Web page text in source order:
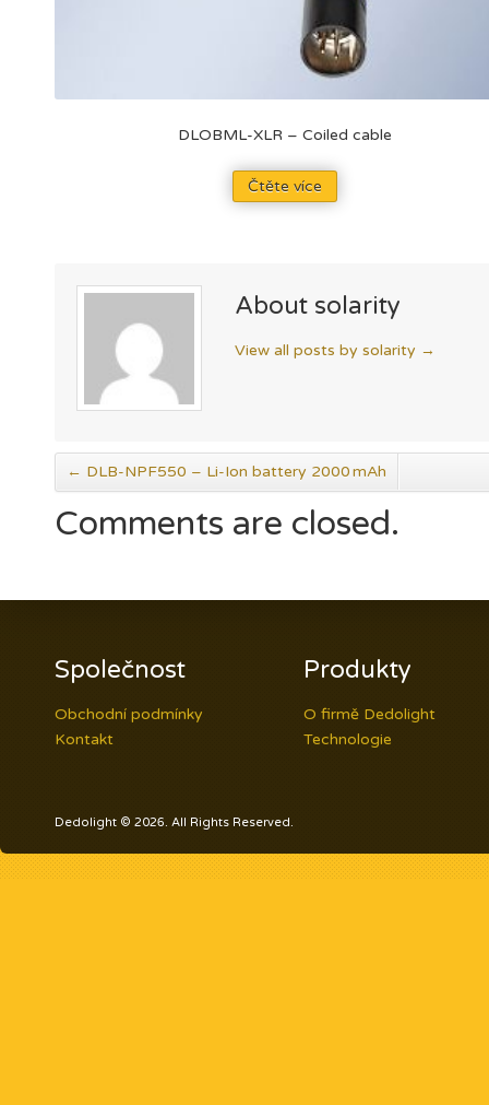
DLOBML-XLR – Coiled cable
Čtěte více
About solarity
View all posts by solarity →
← DLB-NPF550 – Li-Ion battery 2000 mAh
Comments are closed.
Společnost
Obchodní podmínky
Kontakt
Produkty
O firmě Dedolight
Technologie
Dedolight © 2026. All Rights Reserved.